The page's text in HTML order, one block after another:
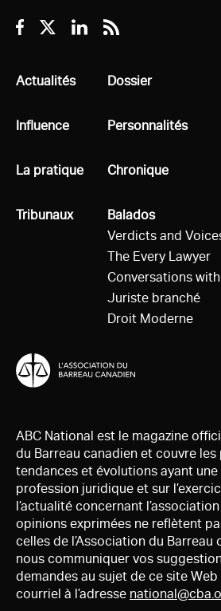
Facebook
TwitterLinkedin
RSS
Tous
Actualités
Tous
Influence
Tous
La pratique
Tous
Tribunaux
Tous
Dossier
Tous
Personnalités
Tous
Chronique
Tous
Balados
Verdicts and
The Every Lawyer
Conversations
Juriste branché
Droit Moderne
ABC National est le magazine
du Barreau canadien et couvre
tendances et évolutions ayant
profession juridique et sur
l’actualité concernant
opinions exprimées ne reflètent
celles de l’Association du Barreau
nous communiquer vos
demandes au sujet de ce site
courriel à l’adresse